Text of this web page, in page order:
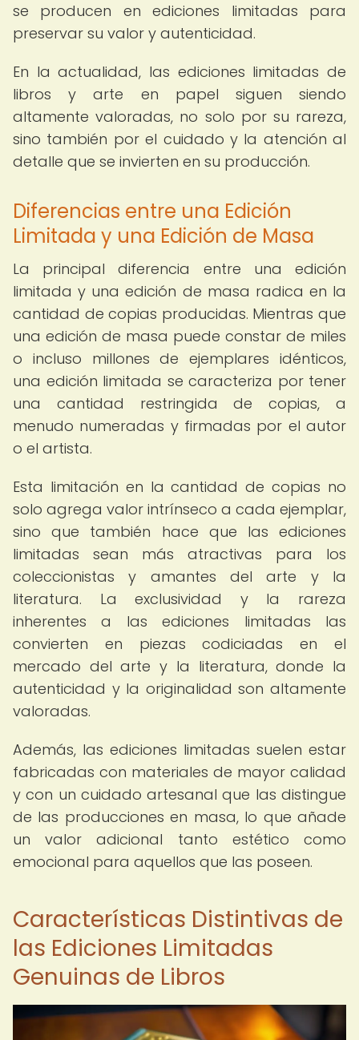
se producen en ediciones limitadas para
preservar su valor y autenticidad.
En la actualidad, las ediciones limitadas de
libros y arte en papel siguen siendo
altamente valoradas, no solo por su rareza,
sino también por el cuidado y la atención al
detalle que se invierten en su producción.
Diferencias entre una Edición
Limitada y una Edición de Masa
La principal diferencia entre una edición
limitada y una edición de masa radica en la
cantidad de copias producidas. Mientras que
una edición de masa puede constar de miles
o incluso millones de ejemplares idénticos,
una edición limitada se caracteriza por tener
una cantidad restringida de copias, a
menudo numeradas y firmadas por el autor
o el artista.
Esta limitación en la cantidad de copias no
solo agrega valor intrínseco a cada ejemplar,
sino que también hace que las ediciones
limitadas sean más atractivas para los
coleccionistas y amantes del arte y la
literatura. La exclusividad y la rareza
inherentes a las ediciones limitadas las
convierten en piezas codiciadas en el
mercado del arte y la literatura, donde la
autenticidad y la originalidad son altamente
valoradas.
Además, las ediciones limitadas suelen estar
fabricadas con materiales de mayor calidad
y con un cuidado artesanal que las distingue
de las producciones en masa, lo que añade
un valor adicional tanto estético como
emocional para aquellos que las poseen.
Características Distintivas de
las Ediciones Limitadas
Genuinas de Libros